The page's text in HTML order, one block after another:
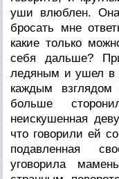
уши влюблен.
бросать мне
какие только
себя дальше?
ледяным и ушел в
каждым
больше
неискушенная
что говорили ей
подавленная
уговорила